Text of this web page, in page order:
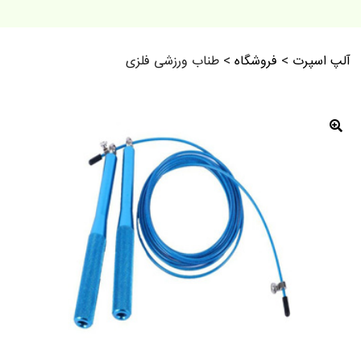
آلپ اسپرت > فروشگاه >طناب ورزشی فلزی